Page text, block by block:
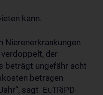
kann.
Nierenerkrankungen
der
beträgt ungefähr acht
betragen
sagt EuTRiPD-